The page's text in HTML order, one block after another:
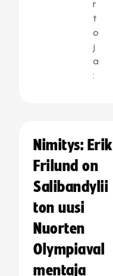
r
t
o
j
a
:
Nimitys: Erik
Frilund on
Salibandylii
ton uusi
Nuorten
Olympiaval
mentaja